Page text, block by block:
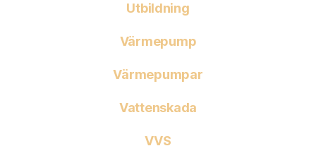
Utbildning
Värmepump
Värmepumpar
Vattenskada
VVS